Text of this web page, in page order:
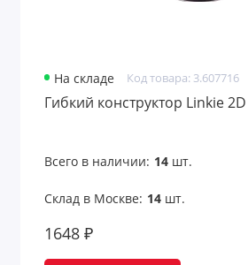
Бинокли
Всё для рисования
На складе Код товара: 3.607716
Гибкий конструктор Linkie 2D
Всего в наличии: 14шт.
Склад в Москве: 14шт.
1648 ₽